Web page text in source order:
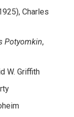
Charles
Potyomkin,
W. Griffith